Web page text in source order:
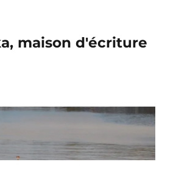
maison d'écriture